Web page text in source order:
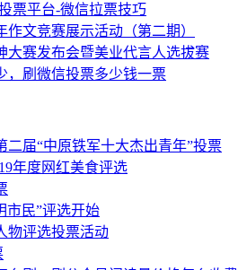
票平台-微信拉票技巧
作文竞赛展示活动（第二期）
大赛发布会暨美业代言人选拔赛
，刷微信投票多少钱一票
二届“中原铁军十大杰出青年”投票
年度网红美食评选
市民”评选开始
物评选投票活动